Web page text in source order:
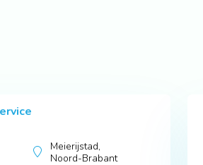
Meierijstad,
Noord-Brabant